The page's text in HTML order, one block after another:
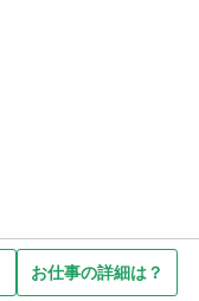
お仕事の詳細は？